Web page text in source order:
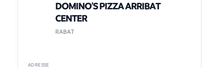
DOMINO’S PIZZA ARRIBAT
CENTER
RABAT
ADRESSE